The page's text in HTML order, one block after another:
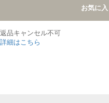
お気に
返品キャンセル不可
詳細はこちら